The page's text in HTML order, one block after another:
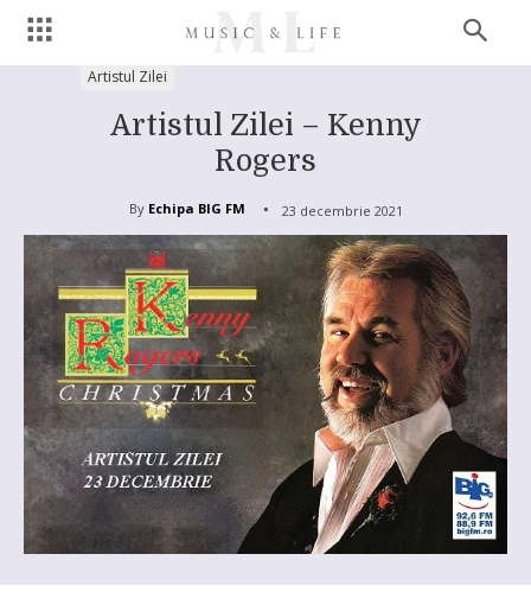
Artistul Zilei
Artistul Zilei – Kenny
Rogers
By Echipa BIG FM 23 decembrie 2021